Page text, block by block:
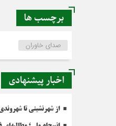
برچسب ها
صدای خاوران
اخبار پیشنهادی
از شهرنشینی تا